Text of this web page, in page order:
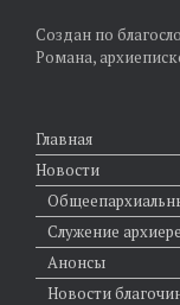
Создан по
Романа,
Главная
Новости
Служение
Анонсы
Новости